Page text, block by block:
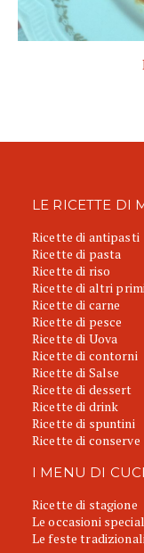
LE RICETTE DI
Ricette di antipasti
Ricette di pasta
Ricette di riso
Ricette di altri primi
Ricette di carne
Ricette di pesce
Ricette di Uova
Ricette di contorni
Ricette di Salse
Ricette di dessert
Ricette di drink
Ricette di spuntini
Ricette di conserve
I MENU DI
Ricette di stagione
Le occasioni
Le feste tradizionali